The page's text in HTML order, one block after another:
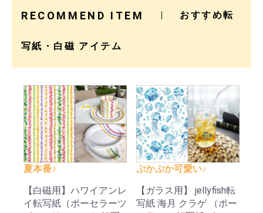
RECOMMEND ITEM おすすめ転
写紙・白磁 アイテム
夏本番♪
【白磁用】ハワイアンレ
イ転写紙（ポーセラーツ
ぷかぷか可愛い♪
【ガラス用】 jellyfish転
写紙 海月 クラゲ （ポー